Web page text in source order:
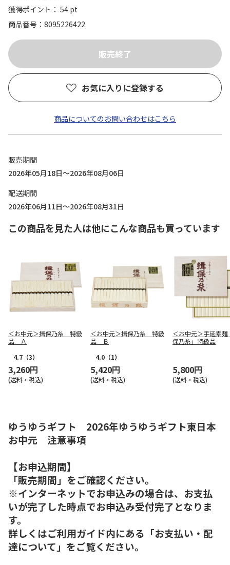
獲得ポイント： 54 pt
商品番号
8095226422
お気に入りに登録する
商品についてのお問い合わせはこちら
販売期間
2026年05月18日～2026年08月06日
配送期間
2026年06月11日～2026年08月31日
この商品を見た人は他にこんな商品も買っています
＜お中元＞揖保乃糸 特級
品 Ａ
4.7 （3）
3,260円
(送料・税込)
＜お中元＞揖保乃糸 特級
品 Ｂ
4.0 （1）
5,420円
(送料・税込)
＜お中元＞手延素
保乃糸」特級品
5,800円
(送料・税込)
ゆうゆうギフト 2026年ゆうゆうギフト東日本
お中元 注意事項
【お申込期間】
「販売期間」をご確認ください。
※インターネットでお申込みの場合は、お支払
いが完了した時点でお申込み受付完了となりま
す。
詳しくはご利用ガイド内にある「お支払い・配
達について」をご覧ください。